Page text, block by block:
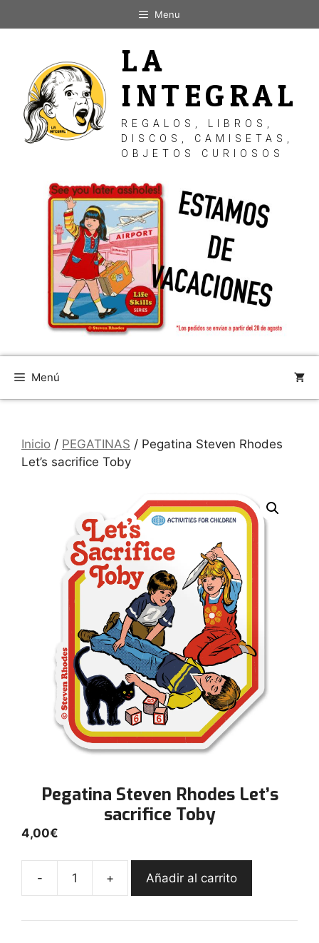
al
Menu
LA
INTEGRAL
REGALOS, LIBROS,
DISCOS, CAMISETAS,
OBJETOS CURIOSOS
Menú
Inicio / PEGATINAS / Pegatina Steven Rhodes
Let’s sacrifice Toby
Pegatina Steven Rhodes Let’s
sacrifice Toby
4,00€
-
Pegatina
Rhodes
+ Añadir al carrito